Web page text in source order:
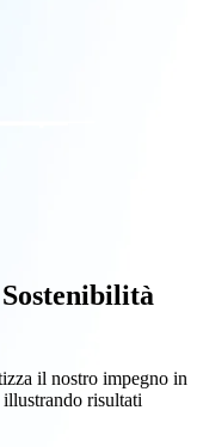
il nostro impegno in
risultati